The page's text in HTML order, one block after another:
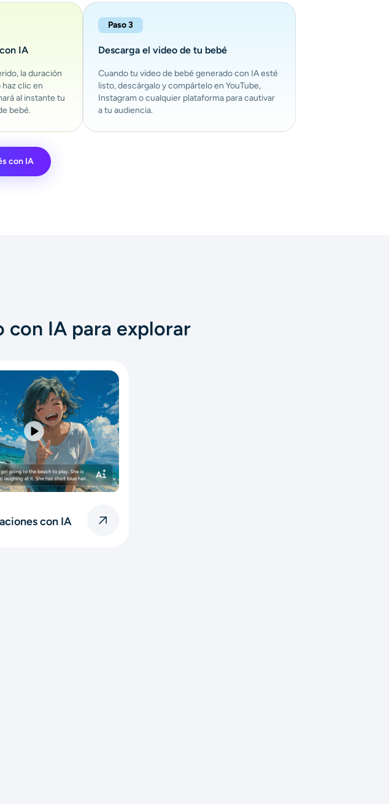
IA
la duración
clic en
al instante tu
bebé.
Paso 3
Descarga el video de tu bebé
Cuando tu video de bebé generado con IA esté
listo, descárgalo y compártelo en YouTube,
Instagram o cualquier plataforma para cautivar
a tu audiencia.
con IA
con IA para explorar
con IA